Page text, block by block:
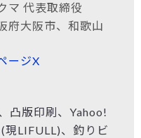
マ 代表取締役
府大阪市、和歌山
ージX
凸版印刷、Yahoo!
現LIFULL)、釣りビ